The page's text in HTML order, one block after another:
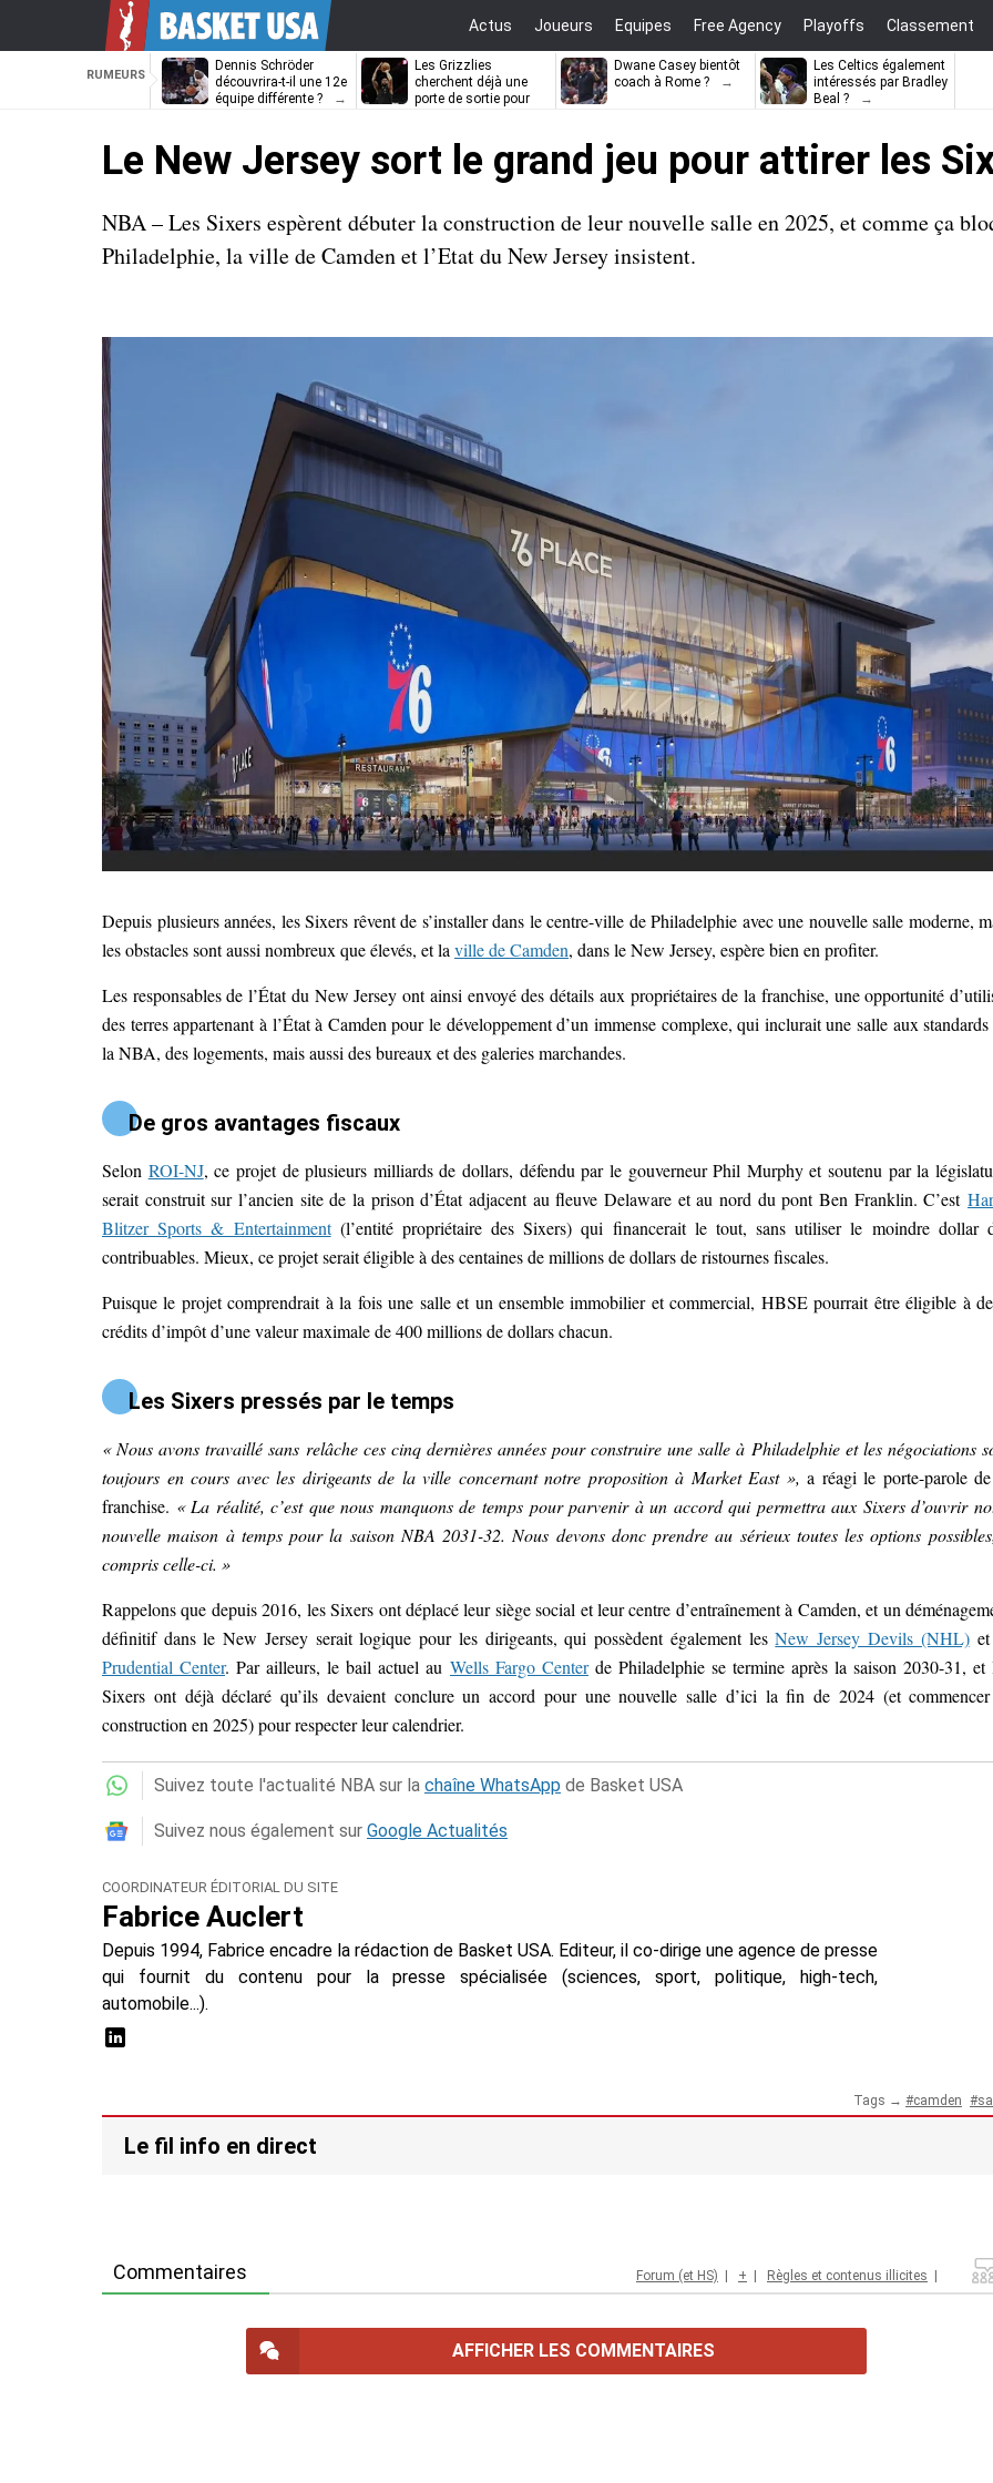
Actus Joueurs Equipes Free Agency Playoffs Classement
RUMEURS
Dennis Schröder
découvrira-t-il une 12e
équipe différente ?
Les Grizzlies
cherchent déjà une
porte de sortie pour
Dwane Casey bientôt
coach à Rome ?
Les Celtics également
intéressés par Bradley
Beal ?
Le New Jersey sort le grand jeu pour attirer les
NBA – Les Sixers espèrent débuter la construction de leur nouvelle salle en 2025, et comme ça
Philadelphie, la ville de Camden et l’Etat du New Jersey insistent.
Depuis plusieurs années, les Sixers rêvent de s’installer dans le centre-ville de Philadelphie avec une nouvelle salle moderne,
les obstacles sont aussi nombreux que élevés, et la ville de Camden, dans le New Jersey, espère bien en profiter.
Les responsables de l’État du New Jersey ont ainsi envoyé des détails aux propriétaires de la franchise, une opportunité
des terres appartenant à l’État à Camden pour le développement d’un immense complexe, qui inclurait une salle aux
la NBA, des logements, mais aussi des bureaux et des galeries marchandes.
De gros avantages fiscaux
Selon ROI-NJ, ce projet de plusieurs milliards de dollars, défendu par le gouverneur Phil Murphy et soutenu par la
serait construit sur l’ancien site de la prison d’État adjacent au fleuve Delaware et au nord du pont Ben Franklin. C’est
Blitzer Sports & Entertainment(l’entité propriétaire des Sixers) qui financerait le tout, sans utiliser le moindre dollar
contribuables. Mieux, ce projet serait éligible à des centaines de millions de dollars de ristournes fiscales.
Puisque le projet comprendrait à la fois une salle et un ensemble immobilier et commercial, HBSE pourrait être éligible à
crédits d’impôt d’une valeur maximale de 400 millions de dollars chacun.
Les Sixers pressés par le temps
« Nous avons travaillé sans relâche ces cinq dernières années pour construire une salle à Philadelphie et les négociations
toujours en cours avec les dirigeants de la ville concernant notre proposition à Market East », a réagi le porte-parole
franchise. « La réalité, c’est que nous manquons de temps pour parvenir à un accord qui permettra aux Sixers d’ouvrir
nouvelle maison à temps pour la saison NBA 2031-32. Nous devons donc prendre au sérieux toutes les options
compris celle-ci. »
Rappelons que depuis 2016, les Sixers ont déplacé leur siège social et leur centre d’entraînement à Camden, et un
définitif dans le New Jersey serait logique pour les dirigeants, qui possèdentégalement les New Jersey Devils (NHL)
Prudential Center. Par ailleurs, le bail actuel au Wells Fargo Centerde Philadelphie se termine après la saison 2030-31, et
Sixers ont déjà déclaré qu’ils devaient conclure un accord pour une nouvelle salle d’ici la fin de 2024 (et
construction en 2025) pour respecter leur calendrier.
Suivez toute l'actualité NBA sur la chaîne WhatsApp de Basket USA
Suivez nous également sur Google Actualités
COORDINATEUR ÉDITORIAL DU SITE
Fabrice Auclert
Depuis 1994, Fabrice encadre la rédaction de Basket USA. Editeur, il co-dirige une agence de presse
qui fournit du contenu pour la presse spécialisée (sciences, sport, politique, high-tech,
automobile...).
Tags → camden
Le fil info en direct
Commentaires Forum (et HS) | + | Règles et contenus illicites |
AFFICHER LES COMMENTAIRES